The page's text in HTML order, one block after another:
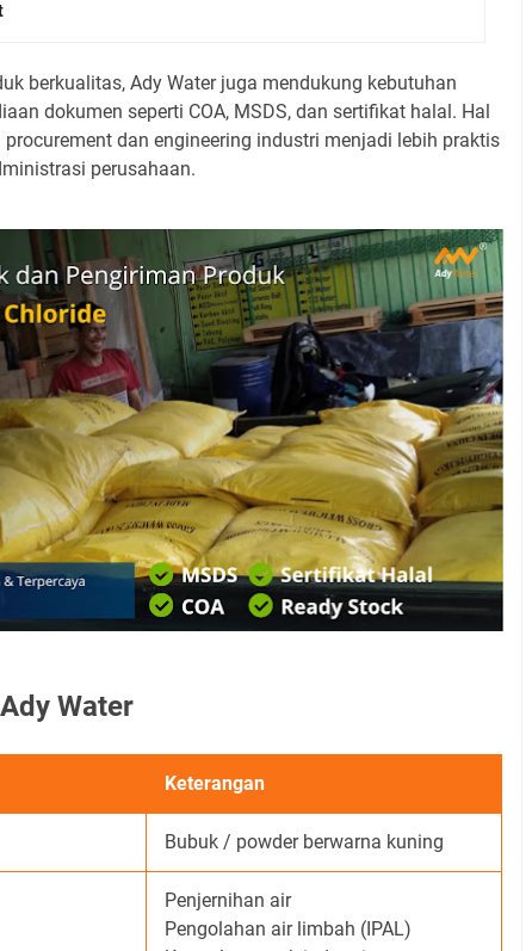
berkualitas, Ady Water juga mendukung kebutuhan
dokumen seperti COA, MSDS, dan sertifikat halal. Hal
dan engineering industri menjadi lebih praktis
perusahaan.
Water
Keterangan
Bubuk / powder berwarna kuning
Penjernihan air
Pengolahan air limbah (IPAL)